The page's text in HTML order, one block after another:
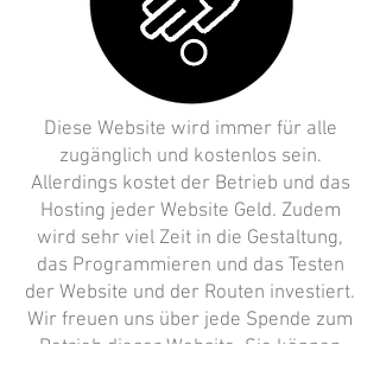
Diese Website wird immer für alle
zugänglich und kostenlos sein.
Allerdings kostet der Betrieb und das
Hosting jeder Website Geld. Zudem
wird sehr viel Zeit in die Gestaltung,
das Programmieren und das Testen
der Website und der Routen investiert.
Wir freuen uns über jede Spende zum
Betrieb dieser Website. Sie können